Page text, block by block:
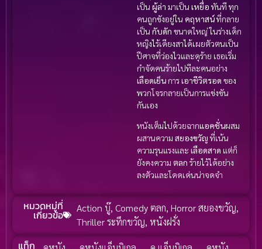
เป็น ผู้ล่า มาเป็น เหยื่อ ทันที ทุก
คนถูกขังอยู่ใน คฤหาสน์ที่กลาย
เป็น กับดัก ขนาดใหญ่ ในร่างเด็ก
หญิงไร้เดียงสาได้เผยตัวตนเป็น
ปีศาจที่ว่องไวและดุร้าย เธอเริ่ม
กำจัดคนร้ายไปทีละคนอย่าง
เลือดเย็นการเอาชีวิตรอด ของ
พวกโจรกลายเป็นการแข่งขัน
กันเอง
หนังเต็มไปด้วยฉากแอคชั่นผสม
ผสานความ สยองขวัญ ที่เน้น
ความรุนแรงและ เลือดสาด แต่ก็
ยังคงความ ตลก ร้ายไว้ได้อย่าง
ลงตัวและโดดเด่นน่าจดจำ
หมวดหมู่ที่
เกี่ยวข้อ
Action บู๊, Comedy ตลก, Horror สยองขวัญ,
Thriller ระทึกขวัญ, หนังฝรั่ง
แท็ก